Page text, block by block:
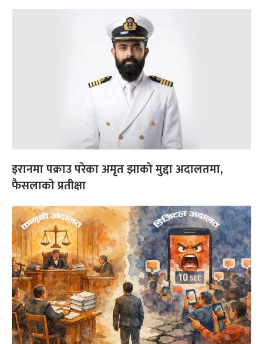
इरानमा पक्राउ परेका अमृत झाको मुद्दा अदालतमा,
फैसलाको प्रतीक्षा